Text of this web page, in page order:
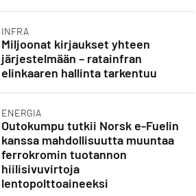
INFRA
Miljoonat kirjaukset yhteen
järjestelmään – ratainfran
elinkaaren hallinta tarkentuu
ENERGIA
Outokumpu tutkii Norsk e-Fuelin
kanssa mahdollisuutta muuntaa
ferrokromin tuotannon
hiilisivuvirtoja
lentopolttoaineeksi